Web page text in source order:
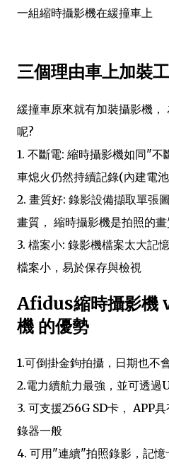
一組縮時攝影機在緩撞車上
三個理由車上加裝
緩撞車原來就有加裝攝影機
呢?
1. 不斷電: 縮時攝影機如同"
車熄火仍然持續記錄(內建電
2. 畫質好: 錄影設備擷取單張
畫質， 縮時攝影機是拍照的
3. 檔案小: 錄影機檔案太大記
檔案小，易於保存與檢視
Afidus縮時攝影機
機 的優勢
1.可倒掛金鉤拍攝，日期也不
2.電力續航力最強，並可透過
3. 可支援256G SD卡， APP
錄器一般
4. 可用"連續"拍照錄影，記憶